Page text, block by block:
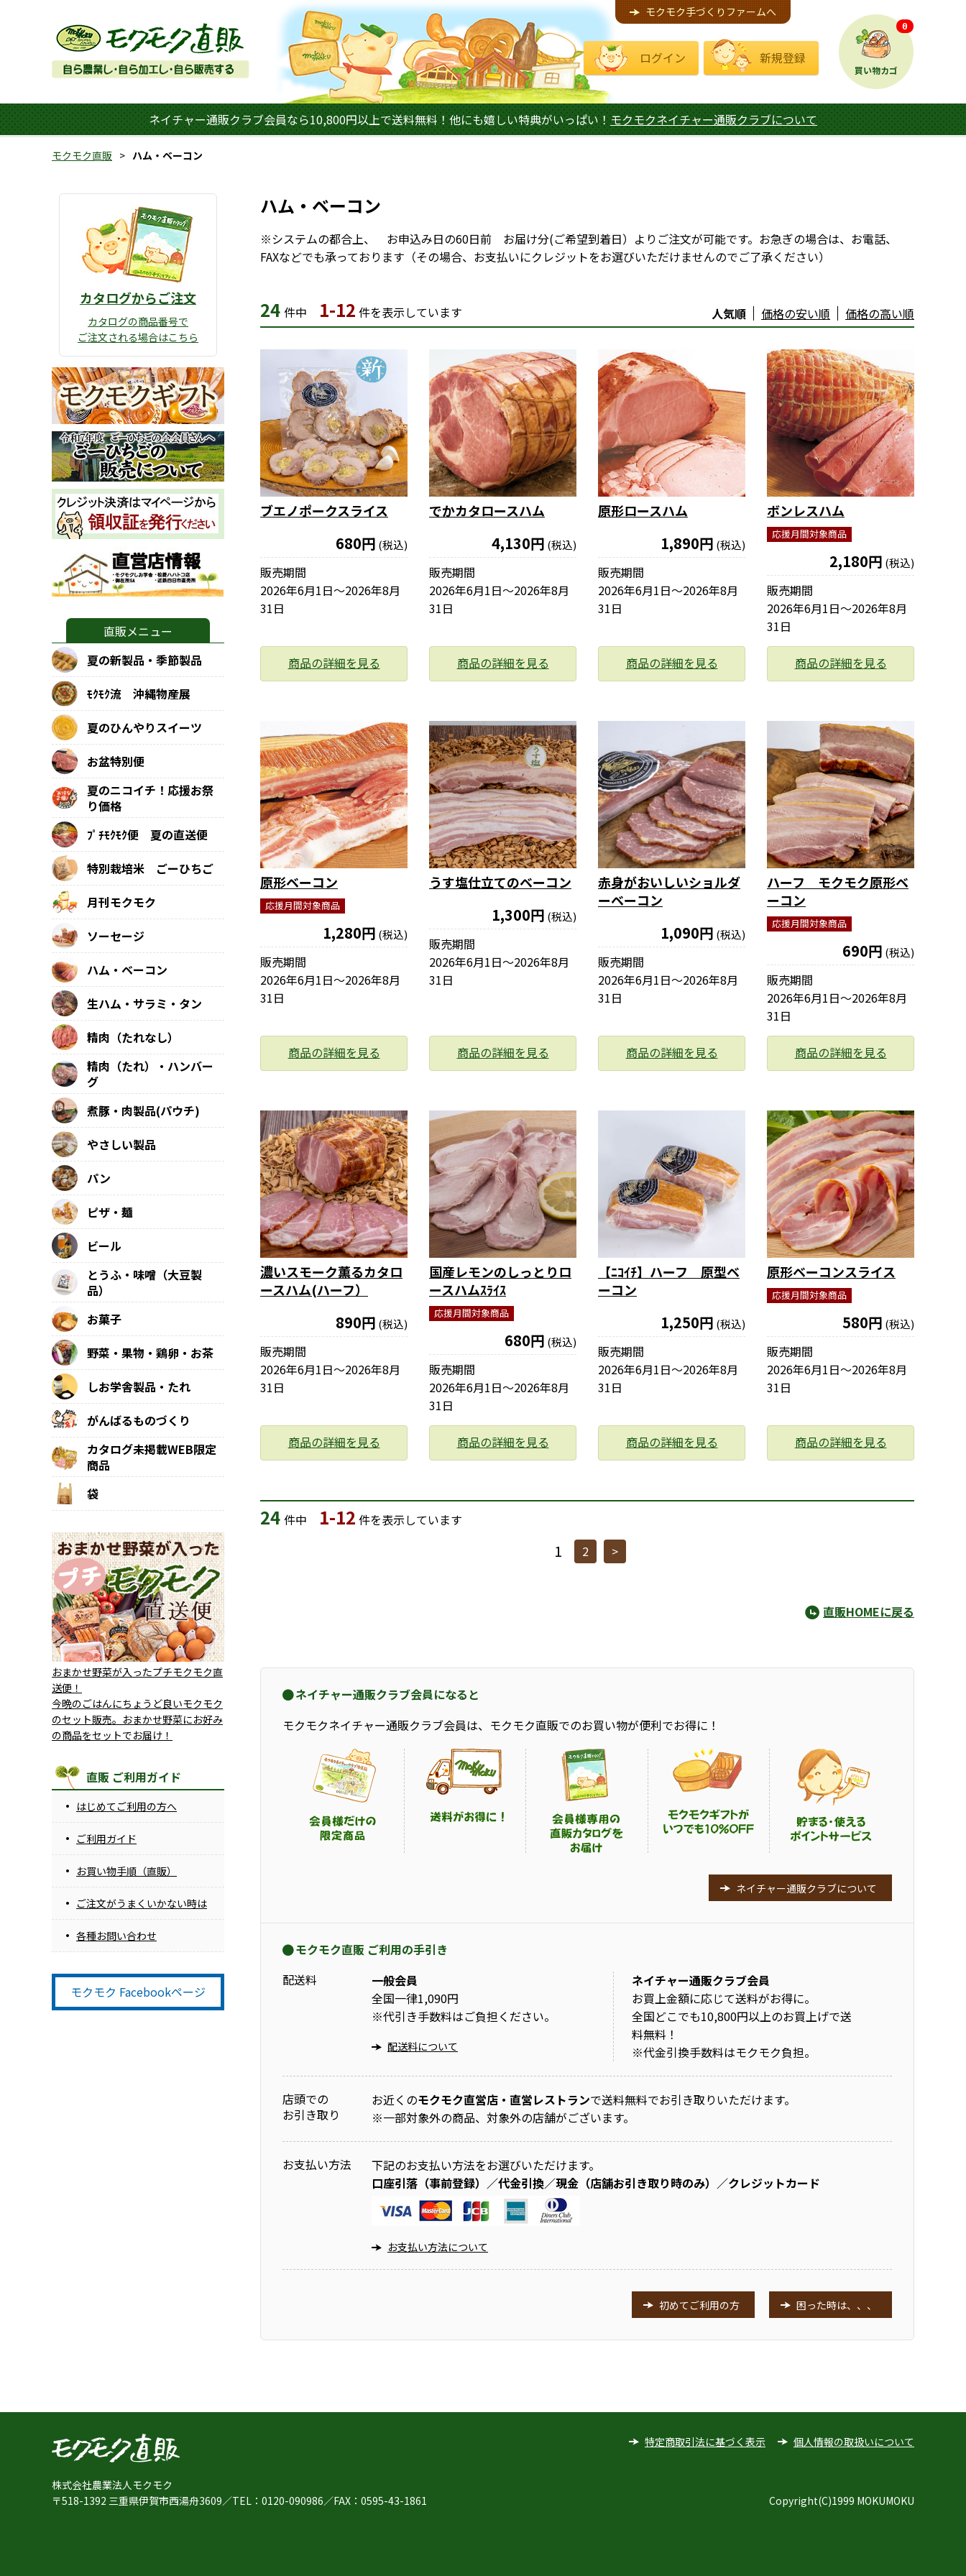
モクモク手づくりファームへ
ログイン 新規登録
買い物カゴ
0
ネイチャー通販クラブ会員なら10,800円以上で送料無料！他にも嬉しい特典がいっぱい！ モクモクネイチャー通販クラブについて
モクモク直販 ハム・ベーコン
ハム・ベーコン
※システムの都合上、 お申込み日の60日前 お届け分(ご希望到着日）よりご注文が可能です。お急ぎの場合は、お電話、
FAXなどでも承っております（その場合、お支払いにクレジットをお選びいただけませんのでご了承ください）
24 件中 1-12 件を表示しています 人気順 価格の安い順 価格の高い順
ブエノポークスライス
680円 (税込)
販売期間
2026年6月1日〜2026年8月
31日
商品の詳細を見る
でかカタロースハム
4,130円 (税込)
販売期間
2026年6月1日〜2026年8月
31日
商品の詳細を見る
原形ロースハム
1,890円 (税込)
販売期間
2026年6月1日〜2026年8月
31日
商品の詳細を見る
ボンレスハム
応援月間対象商品
2,180円 (税込)
販売期間
2026年6月1日〜2026年8月
31日
商品の詳細を見る
原形ベーコン
応援月間対象商品
1,280円 (税込)
販売期間
2026年6月1日〜2026年8月
31日
商品の詳細を見る
うす塩仕立てのベーコン
1,300円 (税込)
販売期間
2026年6月1日〜2026年8月
31日
商品の詳細を見る
赤身がおいしいショルダ
ーベーコン
1,090円 (税込)
販売期間
2026年6月1日〜2026年8月
31日
商品の詳細を見る
ハーフ モクモク原形ベ
ーコン
応援月間対象商品
690円 (税込)
販売期間
2026年6月1日〜2026年8月
31日
商品の詳細を見る
濃いスモーク薫るカタロ
ースハム(ハーフ）
890円 (税込)
販売期間
2026年6月1日〜2026年8月
31日
商品の詳細を見る
国産レモンのしっとりロ
ースハムｽﾗｲｽ
応援月間対象商品
680円 (税込)
販売期間
2026年6月1日〜2026年8月
31日
商品の詳細を見る
【ﾆｺｲﾁ】ハーフ 原型ベ
ーコン
1,250円 (税込)
販売期間
2026年6月1日〜2026年8月
31日
商品の詳細を見る
原形ベーコンスライス
応援月間対象商品
580円 (税込)
販売期間
2026年6月1日〜2026年8月
31日
商品の詳細を見る
24 件中 1-12 件を表示しています
1 2 >
直販HOMEに戻る
カタログからご注文
カタログの商品番号で
ご注文される場合はこちら
直販メニュー
夏の新製品・季節製品
ﾓｸﾓｸ流 沖縄物産展
夏のひんやりスイーツ
お盆特別便
夏のニコイチ！応援お祭
り価格
ﾌﾟﾁﾓｸﾓｸ便 夏の直送便
特別栽培米 ごーひちご
月刊モクモク
ソーセージ
ハム・ベーコン
生ハム・サラミ・タン
精肉（たれなし）
精肉（たれ）・ハンバー
グ
煮豚・肉製品(パウチ)
やさしい製品
パン
ピザ・麺
ビール
とうふ・味噌（大豆製
品）
お菓子
野菜・果物・鶏卵・お茶
しお学舎製品・たれ
がんばるものづくり
カタログ未掲載WEB限定
商品
袋
おまかせ野菜が入ったプチモクモク直
送便！
今晩のごはんにちょうど良いモクモク
のセット販売。おまかせ野菜にお好み
の商品をセットでお届け！
直販 ご利用ガイド
はじめてご利用の方へ
ご利用ガイド
お買い物手順（直販）
ご注文がうまくいかない時は
各種お問い合わせ
モクモク Facebookページ
ネイチャー通販クラブ会員になると
モクモクネイチャー通販クラブ会員は、モクモク直販でのお買い物が便利でお得に！
ネイチャー通販クラブについて
モクモク直販 ご利用の手引き
配送料
一般会員
全国一律1,090円
※代引き手数料はご負担ください。
配送料について
ネイチャー通販クラブ会員
お買上金額に応じて送料がお得に。
全国どこでも10,800円以上のお買上げで送
料無料！
※代金引換手数料はモクモク負担。
店頭での
お引き取り
お近くのモクモク直営店・直営レストランで送料無料でお引き取りいただけます。
※一部対象外の商品、対象外の店舗がございます。
お支払い方法
下記のお支払い方法をお選びいただけます。
口座引落（事前登録）／代金引換／現金（店舗お引き取り時のみ）／クレジットカード
お支払い方法について
初めてご利用の方 困った時は、、、
株式会社農業法人モクモク
〒518-1392 三重県伊賀市西湯舟3609／TEL： 0120-090986／FAX：0595-43-1861
特定商取引法に基づく表示 個人情報の取扱いについて
Copyright(C)1999 MOKUMOKU